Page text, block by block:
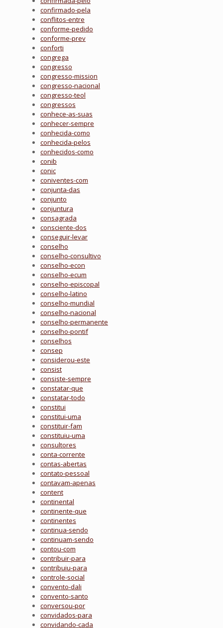
confirmado-pela
conflitos-entre
conforme-pedido
conforme-prev
conforti
congrega
congresso
congresso-mission
congresso-nacional
congresso-teol
congressos
conhece-as-suas
conhecer-sempre
conhecida-como
conhecida-pelos
conhecidos-como
conib
conic
coniventes-com
conjunta-das
conjunto
conjuntura
consagrada
consciente-dos
conseguir-levar
conselho
conselho-consultivo
conselho-econ
conselho-ecum
conselho-episcopal
conselho-latino
conselho-mundial
conselho-nacional
conselho-permanente
conselho-pontif
conselhos
consep
considerou-este
consist
consiste-sempre
constatar-que
constatar-todo
constitui
constitui-uma
constituir-fam
constituiu-uma
consultores
conta-corrente
contas-abertas
contato-pessoal
contavam-apenas
content
continental
continente-que
continentes
continua-sendo
continuam-sendo
contou-com
contribuir-para
contribuiu-para
controle-social
convento-dali
convento-santo
conversou-por
convidados-para
convidando-cada